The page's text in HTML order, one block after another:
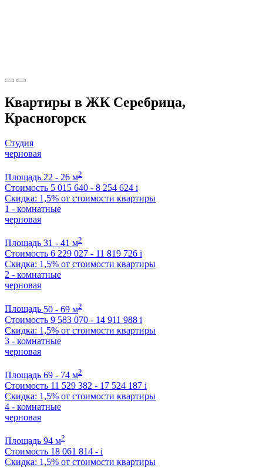
Квартиры в ЖК Серебрица,
Красногорск
Студия
черновая
Площадь 22 - 26 м2
Стоимость 5 015 640 - 8 254 624 i
Скидка: 1,5% от стоимости квартиры
1 - комнатные
черновая
Площадь 31 - 41 м2
Стоимость 6 229 027 - 11 819 726 i
Скидка: 1,5% от стоимости квартиры
2 - комнатные
черновая
Площадь 50 - 69 м2
Стоимость 9 583 070 - 14 911 988 i
Скидка: 1,5% от стоимости квартиры
3 - комнатные
черновая
Площадь 69 - 74 м2
Стоимость 11 529 382 - 17 524 187 i
Скидка: 1,5% от стоимости квартиры
4 - комнатные
черновая
Площадь 94 м2
Стоимость 18 061 814 - i
Скидка: 1,5% от стоимости квартиры